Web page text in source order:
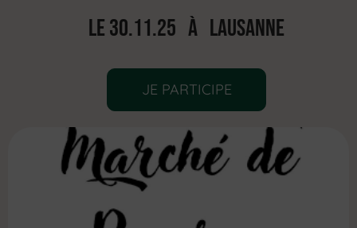
Le 30.11.25 À LAUSANNE
JE PARTICIPE